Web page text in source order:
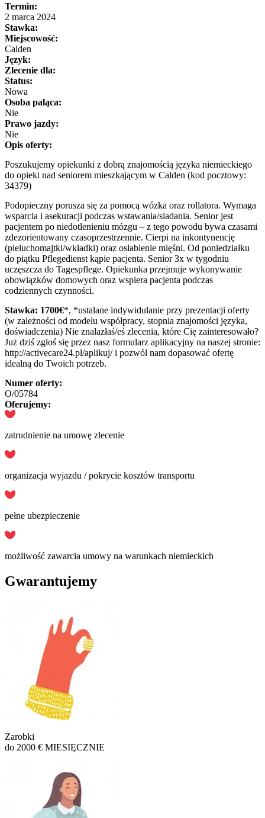
Termin:
2 marca 2024
Stawka:
Miejscowość:
Calden
Język:
Zlecenie dla:
Status:
Nowa
Osoba paląca:
Nie
Prawo jazdy:
Nie
Opis oferty:
Poszukujemy opiekunki z dobrą znajomością języka niemieckiego
do opieki nad seniorem mieszkającym w Calden (kod pocztowy:
34379)
Podopieczny porusza się za pomocą wózka oraz rollatora. Wymaga
wsparcia i asekuracji podczas wstawania/siadania. Senior jest
pacjentem po niedotlenieniu mózgu – z tego powodu bywa czasami
zdezorientowany czasoprzestrzennie. Cierpi na inkontynencję
(pieluchomajtki/wkładki) oraz osłabienie mięśni. Od poniedziałku
do piątku Pflegedienst kąpie pacjenta. Senior 3x w tygodniu
uczęszcza do Tagespflege. Opiekunka przejmuje wykonywanie
obowiązków domowych oraz wspiera pacjenta podczas
codziennych czynności.
Stawka: 1700€*, *ustalane indywidulanie przy prezentacji oferty
(w zależności od modelu współpracy, stopnia znajomości języka,
doświadczenia) Nie znalazłaś/eś zlecenia, które Cię zainteresowało?
Już dziś zgłoś się przez nasz formularz aplikacyjny na naszej stronie:
http://activecare24.pl/aplikuj/ i pozwól nam dopasować ofertę
idealną do Twoich potrzeb.
Numer oferty:
O/05784
Oferujemy:
zatrudnienie na umowę zlecenie
organizacja wyjazdu / pokrycie kosztów transportu
pełne ubezpieczenie
możliwość zawarcia umowy na warunkach niemieckich
Gwarantujemy
Zarobki
do 2000 € MIESIĘCZNIE